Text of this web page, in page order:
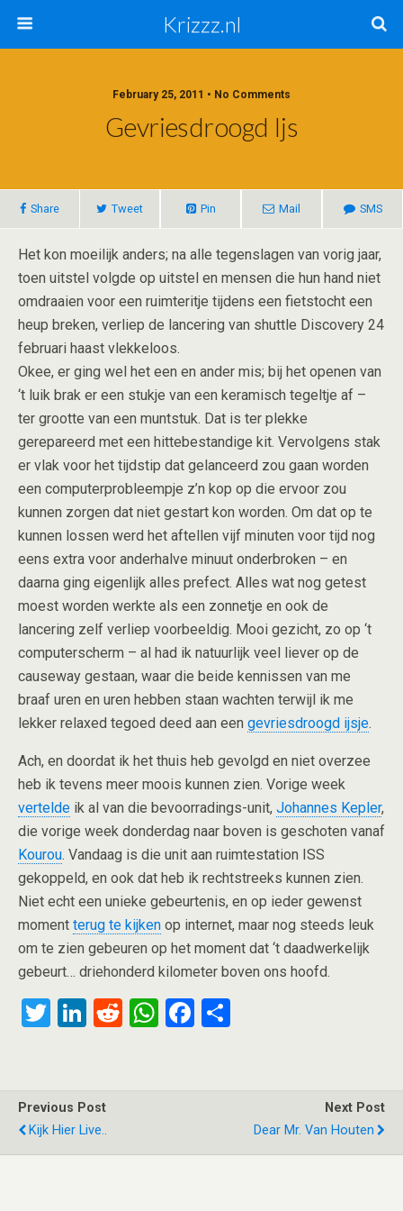
Krizzz.nl
February 25, 2011 • No Comments
Gevriesdroogd Ijs
Share Tweet Pin Mail SMS
Het kon moeilijk anders; na alle tegenslagen van vorig jaar,
toen uitstel volgde op uitstel en mensen die hun hand niet
omdraaien voor een ruimteritje tijdens een fietstocht een
heup breken, verliep de lancering van shuttle Discovery 24
februari haast vlekkeloos.
Okee, er ging wel het een en ander mis; bij het openen van
‘t luik brak er een stukje van een keramisch tegeltje af –
ter grootte van een muntstuk. Dat is ter plekke
gerepareerd met een hittebestandige kit. Vervolgens stak
er vlak voor het tijdstip dat gelanceerd zou gaan worden
een computerprobleempje z’n kop op die ervoor zou
kunnen zorgen dat niet gestart kon worden. Om dat op te
kunnen lossen werd het aftellen vijf minuten voor tijd nog
eens extra voor anderhalve minuut onderbroken – en
daarna ging eigenlijk alles prefect. Alles wat nog getest
moest worden werkte als een zonnetje en ook de
lancering zelf verliep voorbeeldig. Mooi gezicht, zo op ‘t
computerscherm – al had ik natuurlijk veel liever op de
causeway gestaan, waar die beide kennissen van me
braaf uren en uren hebben staan wachten terwijl ik me
lekker relaxed tegoed deed aan een gevriesdroogd ijsje.
Ach, en doordat ik het thuis heb gevolgd en niet overzee
heb ik tevens meer moois kunnen zien. Vorige week
vertelde ik al van die bevoorradings-unit, Johannes Kepler,
die vorige week donderdag naar boven is geschoten vanaf
Kourou. Vandaag is die unit aan ruimtestation ISS
gekoppeld, en ook dat heb ik rechtstreeks kunnen zien.
Niet echt een unieke gebeurtenis, en op ieder gewenst
moment terug te kijken op internet, maar nog steeds leuk
om te zien gebeuren op het moment dat ‘t daadwerkelijk
gebeurt… driehonderd kilometer boven ons hoofd.
T
er
Li
dI
n
R
W
p
F
o
Previous Post
Kijk Hier Live..
Next Post
Dear Mr. Van Houten